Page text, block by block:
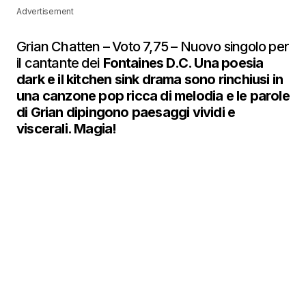
Advertisement
Grian Chatten – Voto 7,75 – Nuovo singolo per
il cantante dei Fontaines D.C. Una poesia
dark e il kitchen sink drama sono rinchiusi in
una canzone pop ricca di melodia e le parole
di Grian dipingono paesaggi vividi e
viscerali. Magia!